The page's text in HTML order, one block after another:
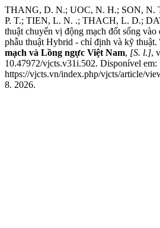
THANG, D. N.; UOC, N. H.; SON, N.
P. T.; TIEN, L. N. .; THACH, L. D.;
thuật chuyển vị động mạch đốt sống
phẫu thuật Hybrid - chỉ định và kỹ thuật.
mạch và Lồng ngực Việt Nam, [S. l.],
10.47972/vjcts.v31i.502. Disponível em:
https://vjcts.vn/index.php/vjcts/article/
8. 2026.